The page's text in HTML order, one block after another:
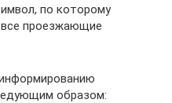
по которому
все проезжающие
образом: